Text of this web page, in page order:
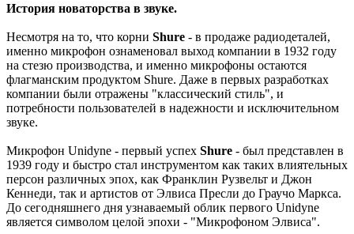
История новаторства в звуке.
Несмотря на то, что корни Shure - в продаже радиодеталей,
именно микрофон ознаменовал выход компании в 1932 году
на стезю производства, и именно микрофоны остаются
флагманским продуктом Shure. Даже в первых разработках
компании были отражены "классический стиль", и
потребности пользователей в надежности и исключительном
звуке.
Микрофон Unidyne - первый успех Shure - был представлен в
1939 году и быстро стал инструментом как таких влиятельных
персон различных эпох, как Франклин Рузвельт и Джон
Кеннеди, так и артистов от Элвиса Пресли до Граучо Маркса.
До сегодняшнего дня узнаваемый облик первого Unidyne
является символом целой эпохи - "Микрофоном Элвиса".